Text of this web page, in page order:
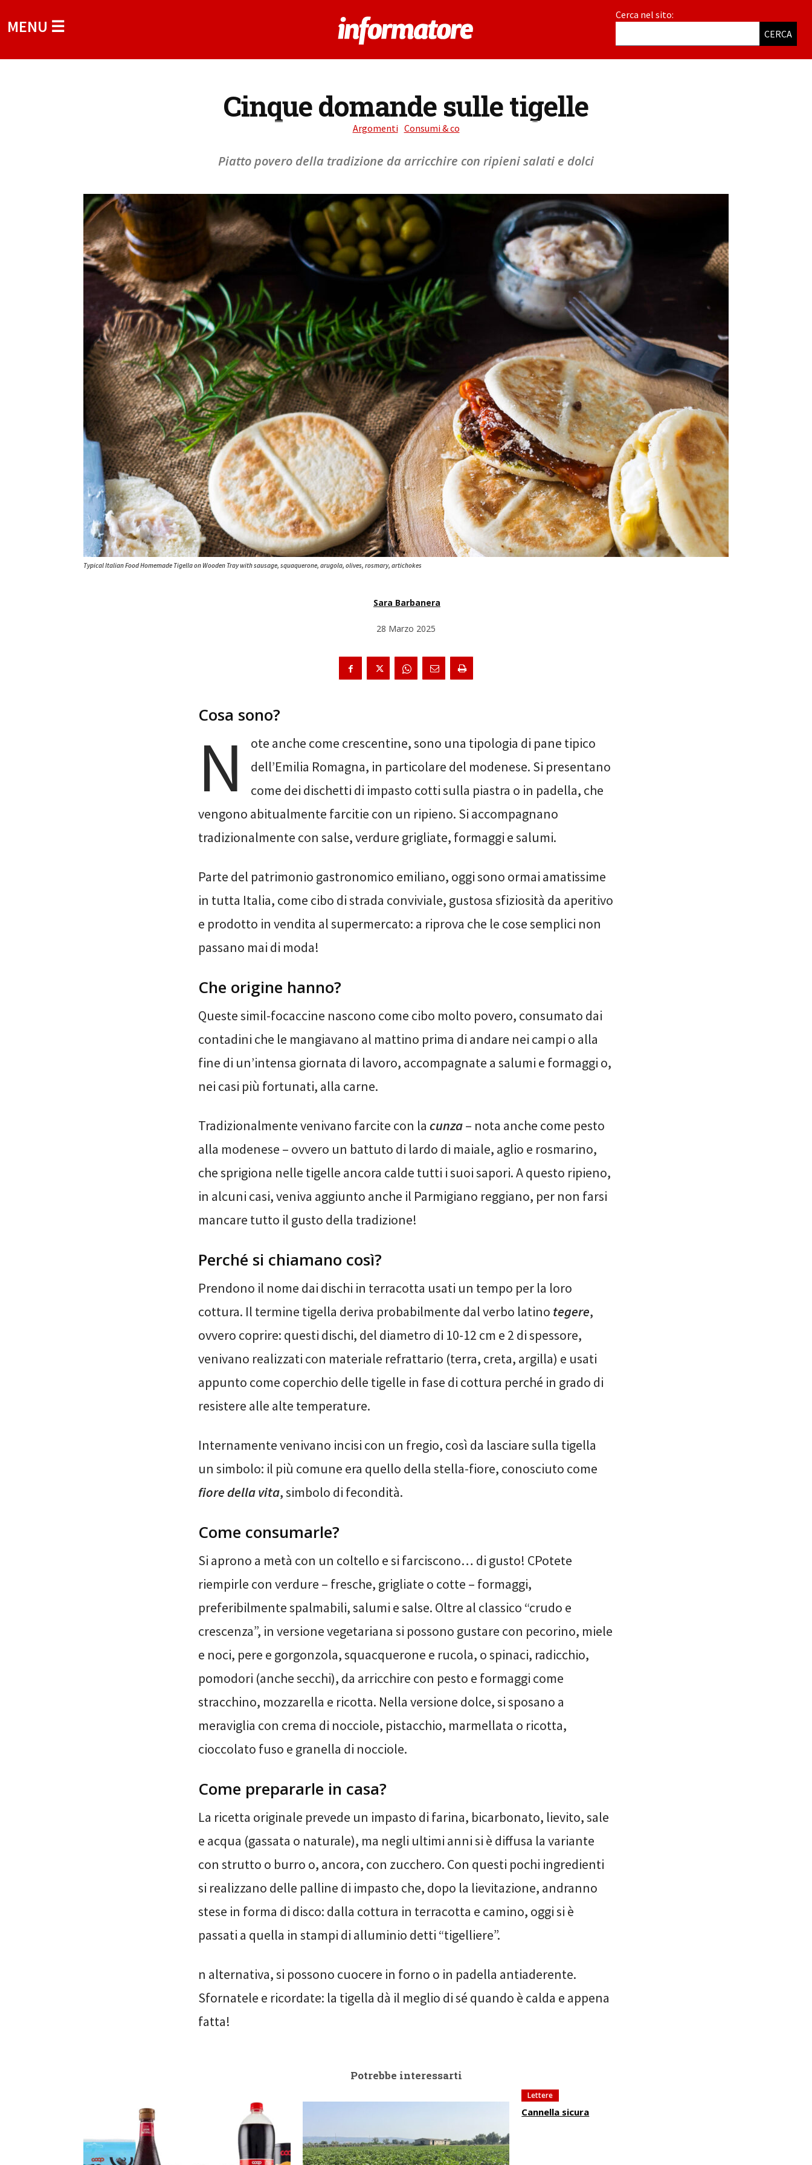
MENU ☰
Cerca nel sito:
CERCA
Cinque domande sulle tigelle
Argomenti Consumi & co
Piatto povero della tradizione da arricchire con ripieni salati e dolci
Typical Italian Food Homemade Tigella on Wooden Tray with sausage, squaquerone, arugola, olives, rosmary, artichokes
Sara Barbanera
28 Marzo 2025
Cosa sono?
N
ote anche come crescentine, sono una tipologia di pane tipico
dell’Emilia Romagna, in particolare del modenese. Si presentano
come dei dischetti di impasto cotti sulla piastra o in padella, che
vengono abitualmente farcitie con un ripieno. Si accompagnano
tradizionalmente con salse, verdure grigliate, formaggi e salumi.
Parte del patrimonio gastronomico emiliano, oggi sono ormai amatissime
in tutta Italia, come cibo di strada conviviale, gustosa sfiziosità da aperitivo
e prodotto in vendita al supermercato: a riprova che le cose semplici non
passano mai di moda!
Che origine hanno?
Queste simil-focaccine nascono come cibo molto povero, consumato dai
contadini che le mangiavano al mattino prima di andare nei campi o alla
fine di un’intensa giornata di lavoro, accompagnate a salumi e formaggi o,
nei casi più fortunati, alla carne.
Tradizionalmente venivano farcite con la cunza– nota anche come pesto
alla modenese – ovvero un battuto di lardo di maiale, aglio e rosmarino,
che sprigiona nelle tigelle ancora calde tutti i suoi sapori. A questo ripieno,
in alcuni casi, veniva aggiunto anche il Parmigiano reggiano, per non farsi
mancare tutto il gusto della tradizione!
Perché si chiamano così?
Prendono il nome dai dischi in terracotta usati un tempo per la loro
cottura. Il termine tigella deriva probabilmente dal verbo latino tegere,
ovvero coprire: questi dischi, del diametro di 10-12 cm e 2 di spessore,
venivano realizzati con materiale refrattario (terra, creta, argilla) e usati
appunto come coperchio delle tigelle in fase di cottura perché in grado di
resistere alle alte temperature.
Internamente venivano incisi con un fregio, così da lasciare sulla tigella
un simbolo: il più comune era quello della stella-fiore, conosciuto come
fiore della vita, simbolo di fecondità.
Come consumarle?
Si aprono a metà con un coltello e si farciscono… di gusto! CPotete
riempirle con verdure – fresche, grigliate o cotte – formaggi,
preferibilmente spalmabili, salumi e salse. Oltre al classico “crudo e
crescenza”, in versione vegetariana si possono gustare con pecorino, miele
e noci, pere e gorgonzola, squacquerone e rucola, o spinaci, radicchio,
pomodori (anche secchi), da arricchire con pesto e formaggi come
stracchino, mozzarella e ricotta. Nella versione dolce, si sposano a
meraviglia con crema di nocciole, pistacchio, marmellata o ricotta,
cioccolato fuso e granella di nocciole.
Come prepararle in casa?
La ricetta originale prevede un impasto di farina, bicarbonato, lievito, sale
e acqua (gassata o naturale), ma negli ultimi anni si è diffusa la variante
con strutto o burro o, ancora, con zucchero. Con questi pochi ingredienti
si realizzano delle palline di impasto che, dopo la lievitazione, andranno
stese in forma di disco: dalla cottura in terracotta e camino, oggi si è
passati a quella in stampi di alluminio detti “tigelliere”.
n alternativa, si possono cuocere in forno o in padella antiaderente.
Sfornatele e ricordate: la tigella dà il meglio di sé quando è calda e appena
fatta!
Potrebbe interessarti
Lettere
Cannella sicura